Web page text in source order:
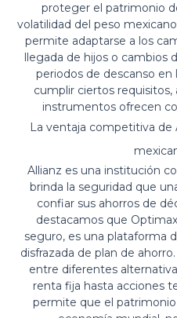
proteger el patrimonio
volatilidad del peso
permite adaptarse a los
llegada de hijos o cambios
periodos de descanso en
cumplir ciertos
instrumentos ofrecen
La ventaja competitiva de
Allianz es una institución
brinda la seguridad que
confiar sus ahorros de
destacamos que
seguro, es una plataforma
disfrazada de plan de
entre diferentes
renta fija hasta acciones
permite que el